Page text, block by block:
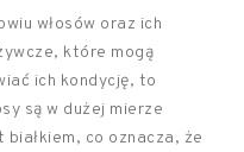
włosów oraz ich
które mogą
ich kondycję, to
są w dużej mierze
co oznacza, że